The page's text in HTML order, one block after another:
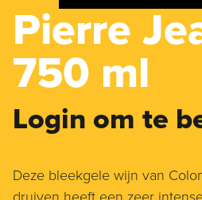
Pierre
750 ml
Login om te
Deze bleekgele wijn van